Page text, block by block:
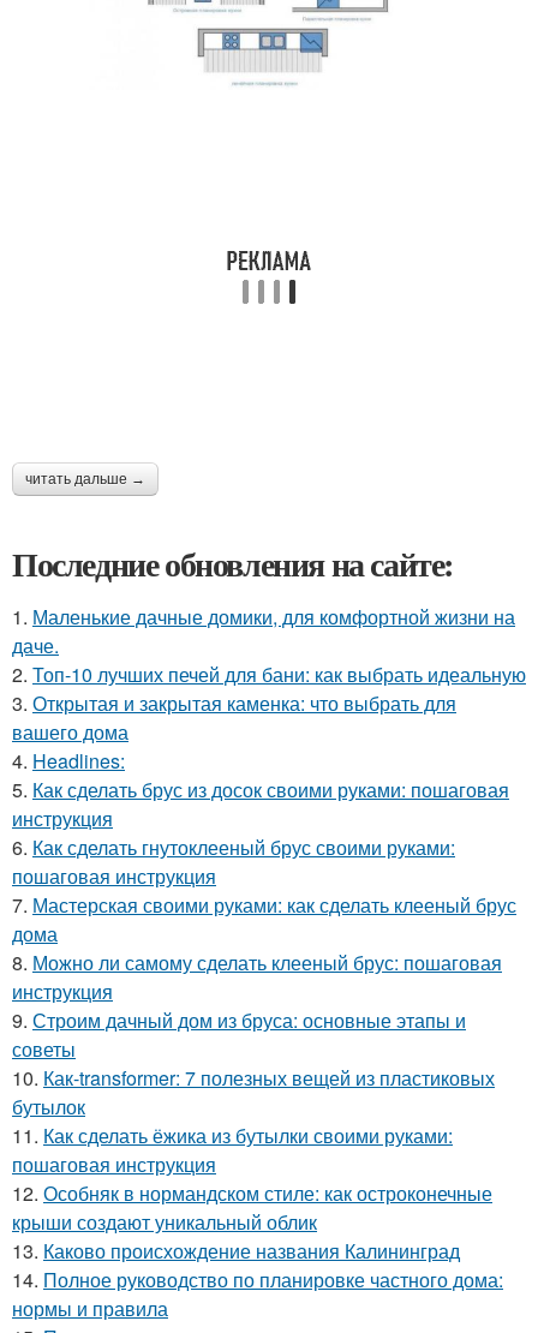
читать дальше →
Последние обновления на сайте:
1. Маленькие дачные домики, для комфортной жизни на
даче.
2. Топ-10 лучших печей для бани: как выбрать идеальную
3. Открытая и закрытая каменка: что выбрать для
вашего дома
4. Headlines:
5. Как сделать брус из досок своими руками: пошаговая
инструкция
6. Как сделать гнутоклееный брус своими руками:
пошаговая инструкция
7. Мастерская своими руками: как сделать клееный брус
дома
8. Можно ли самому сделать клееный брус: пошаговая
инструкция
9. Строим дачный дом из бруса: основные этапы и
советы
10. Как-transformer: 7 полезных вещей из пластиковых
бутылок
11. Как сделать ёжика из бутылки своими руками:
пошаговая инструкция
12. Особняк в нормандском стиле: как остроконечные
крыши создают уникальный облик
13. Каково происхождение названия Калининград
14. Полное руководство по планировке частного дома:
нормы и правила